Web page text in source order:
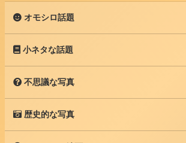
オモシロ話題
小ネタな話題
不思議な写真
歴史的な写真